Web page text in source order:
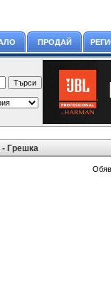
ПРОДАЙ
Грешка